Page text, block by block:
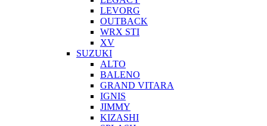
LEVORG
OUTBACK
WRX STI
XV
SUZUKI
ALTO
BALENO
GRAND VITARA
IGNIS
JIMMY
KIZASHI